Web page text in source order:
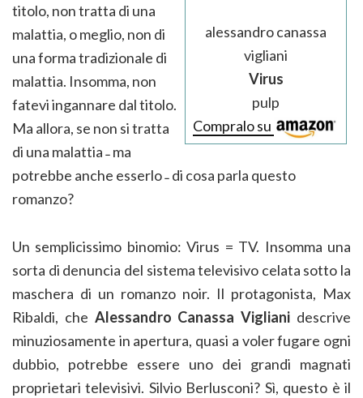
alessandro canassa
vigliani
Virus
pulp
Compralo su
titolo, non tratta di una
malattia, o meglio, non di
una forma tradizionale di
malattia. Insomma, non
fatevi ingannare dal titolo.
Ma allora, se non si tratta
di una malattia ˗ ma
potrebbe anche esserlo ˗ di cosa parla questo
romanzo?
Un semplicissimo binomio: Virus = TV. Insomma una
sorta di denuncia del sistema televisivo celata sotto la
maschera di un romanzo noir. Il protagonista, Max
Ribaldi, che Alessandro Canassa Vigliani descrive
minuziosamente in apertura, quasi a voler fugare ogni
dubbio, potrebbe essere uno dei grandi magnati
proprietari televisivi. Silvio Berlusconi? Sì, questo è il